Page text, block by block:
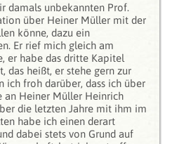
damals unbekannten Prof.
über Heiner Müller mit der
könne, dazu ein
Er rief mich gleich am
er habe das dritte Kapitel
das heißt, er stehe gern zur
ich froh darüber, dass ich über
an Heiner Müller Heinrich
die letzten Jahre mit ihm im
habe ich einen derart
dabei stets von Grund auf